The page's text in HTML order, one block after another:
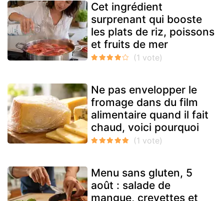
Cet ingrédient
surprenant qui booste
les plats de riz, poissons
et fruits de mer
Ne pas envelopper le
fromage dans du film
alimentaire quand il fait
chaud, voici pourquoi
Menu sans gluten, 5
août : salade de
mangue, crevettes et